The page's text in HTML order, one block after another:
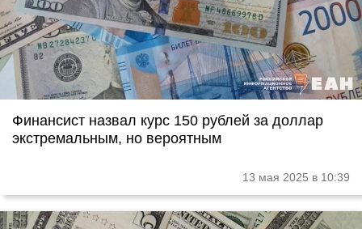
Финансист назвал курс 150 рублей за доллар
экстремальным, но вероятным
13 мая 2025 в 10:39